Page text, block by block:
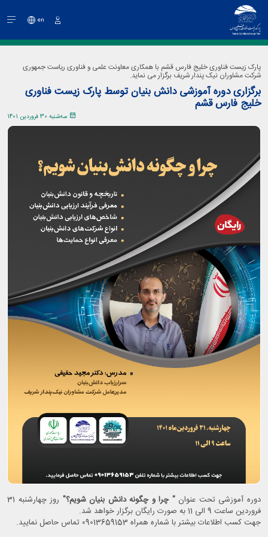
en
پارک زیست فناوری خلیج فارس قشم با همکاری معاونت علمی و فناوری ریاست جمهوری
شرکت مشاوران نیک پندار شریف برگزار می نماید.
برگزاری دوره آموزشی دانش بنیان توسط پارک زیست فناوری
خلیج فارس قشم
سه‌شنبه 30 فروردین 1401
دوره آموزشی تحت عنوان" چرا و چگونه دانش بنیان شویم؟"
روز چهارشنبه 31
فروردین ساعت 9 الی 11 به صورت رایگان برگزار خواهد شد.
جهت کسب اطلاعات بیشتر با شماره همراه 09013659153 تماس حاصل نمایید.